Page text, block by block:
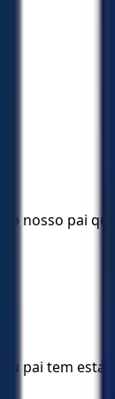
nosso pai
pai tem